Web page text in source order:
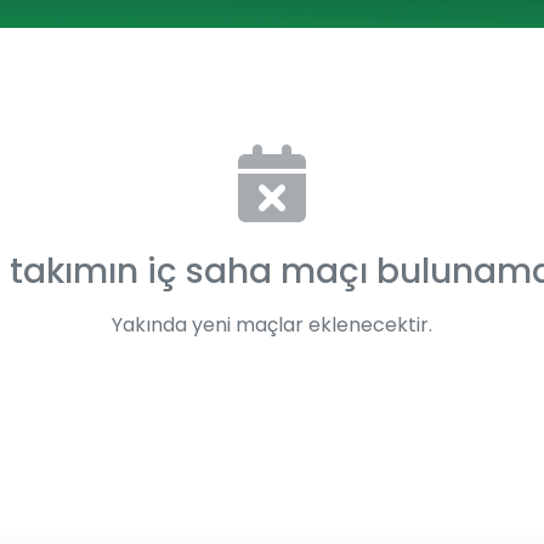
takımın iç saha maçı
Yakında yeni maçlar eklenecektir.